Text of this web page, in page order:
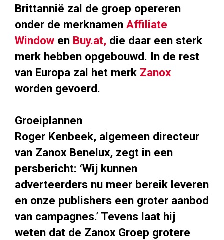
Brittannië zal de groep opereren
onder de merknamen Affiliate
Window en Buy.at, die daar een sterk
merk hebben opgebouwd. In de rest
van Europa zal het merk Zanox
worden gevoerd.
Groeiplannen
Roger Kenbeek, algemeen directeur
van Zanox Benelux, zegt in een
persbericht: ‘Wij kunnen
adverteerders nu meer bereik leveren
en onze publishers een groter aanbod
van campagnes.’ Tevens laat hij
weten dat de Zanox Groep grotere